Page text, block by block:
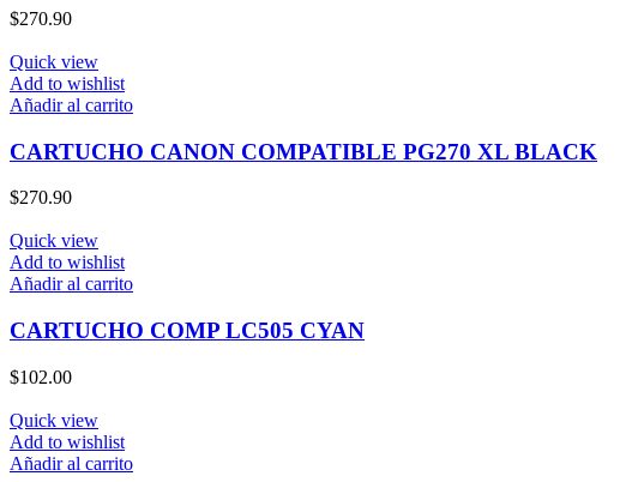
$270.90
Quick view
Add to wishlist
Añadir al carrito
CARTUCHO CANON COMPATIBLE PG270 XL BLACK
$270.90
Quick view
Add to wishlist
Añadir al carrito
CARTUCHO COMP LC505 CYAN
$102.00
Quick view
Add to wishlist
Añadir al carrito